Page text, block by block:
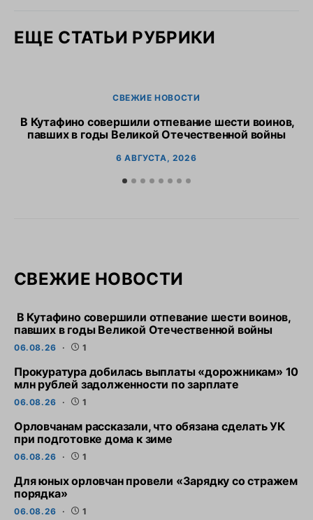
ЕЩЕ СТАТЬИ РУБРИКИ
СВЕЖИЕ НОВОСТИ
В Кутафино совершили отпевание шести воинов,
павших в годы Великой Отечественной войны
6 АВГУСТА, 2026
СВЕЖИЕ НОВОСТИ
В Кутафино совершили отпевание шести воинов,
павших в годы Великой Отечественной войны
06.08.26 1
Прокуратура добилась выплаты «дорожникам» 10
млн рублей задолженности по зарплате
06.08.26 1
Орловчанам рассказали, что обязана сделать УК
при подготовке дома к зиме
06.08.26 1
Для юных орловчан провели «Зарядку со стражем
порядка»
06.08.26 1